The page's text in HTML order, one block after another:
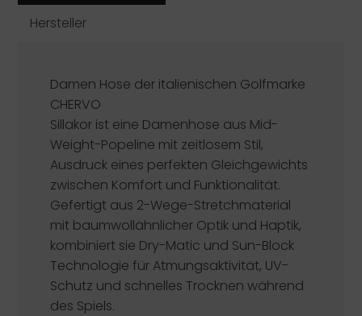
Hersteller
Damen Hose der italienischen Golfmarke
CHERVO
Sillakor ist eine Damenhose aus Mid-
Weight-Popeline mit zeitlosem Stil,
Ausdruck eines perfekten Gleichgewichts
zwischen Komfort und Funktionalität.
Gefertigt aus 2-Wege-Stretchmaterial
mit baumwollähnlicher Optik und Haptik,
kombiniert sie Dry-Matic und Sun-Block
Technologie für Atmungsaktivität, UV-
Schutz und schnelles Trocknen während
des Spiels.